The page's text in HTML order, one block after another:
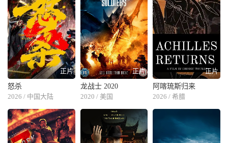
正片
怒杀
2026 / 中国大陆
正片
龙战士 2020
2020 / 美国
正片
阿喀琉斯归来
2026 / 希腊